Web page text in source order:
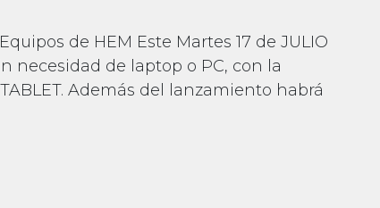
de HEM Este Martes 17 de JULIO
necesidad de laptop o PC, con la
Además del lanzamiento habrá